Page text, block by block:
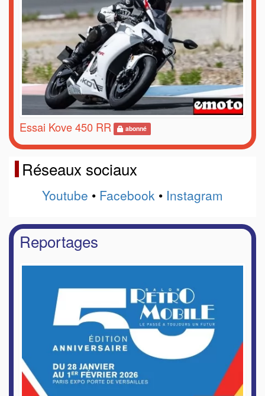
Essai Kove 450 RR abonné
Réseaux sociaux
Youtube • Facebook • Instagram
Reportages